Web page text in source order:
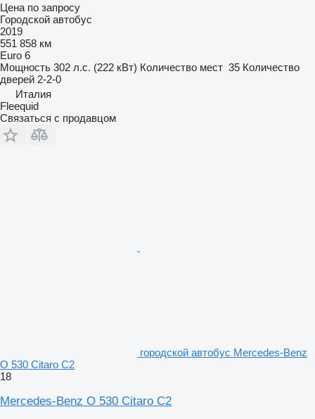
Цена по запросу
Городской автобус
2019
551 858 км
Euro 6
Мощность 302 л.с. (222 кВт) Количество мест 35 Количество
дверей 2-2-0
Италия
Fleequid
Связаться с продавцом
городской автобус Mercedes-Benz
O 530 Citaro C2
18
Mercedes-Benz O 530 Citaro C2